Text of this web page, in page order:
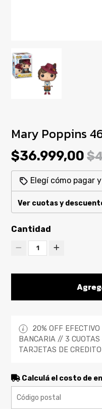
Mary Poppins
$36.999,00
Elegí cómo pagar
Ver cuotas y
Cantidad
1
20% OFF
BANCARIA // 3
TARJETAS DE CREDITO
Calculá el costo de